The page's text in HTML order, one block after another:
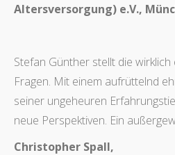
Altersversorgung) e.V.,
Stefan Günther stellt die
Fragen. Mit einem aufrüttelnd
seiner ungeheuren
neue Perspektiven. Ein
Christopher Spall,